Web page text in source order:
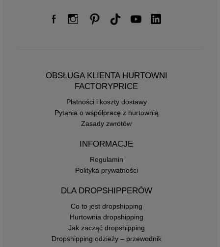
OBSŁUGA KLIENTA HURTOWNI
FACTORYPRICE
Płatności i koszty dostawy
Pytania o współpracę z hurtownią
Zasady zwrotów
INFORMACJE
Regulamin
Polityka prywatności
DLA DROPSHIPPERÓW
Co to jest dropshipping
Hurtownia dropshipping
Jak zacząć dropshipping
Dropshipping odzieży – przewodnik